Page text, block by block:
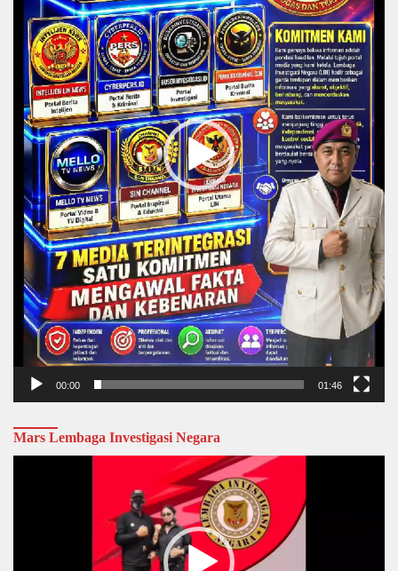
00:00 01:46
Mars Lembaga Investigasi Negara